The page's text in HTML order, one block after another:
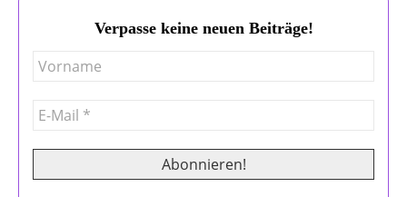
Verpasse keine neuen Beiträge!